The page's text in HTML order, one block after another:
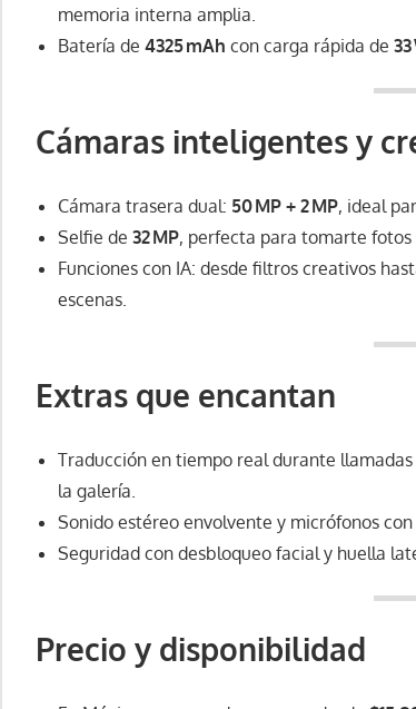
memoria interna amplia.
Batería de 4325 mAh con carga rápida de 33
Cámaras inteligentes y
Cámara trasera dual: 50 MP + 2 MP, ideal
Selfie de 32 MP, perfecta para tomarte
Funciones con IA: desde filtros creativos
escenas.
Extras que encantan
Traducción en tiempo real durante
la galería.
Sonido estéreo envolvente y micrófonos
Seguridad con desbloqueo facial y huella
Precio y disponibilidad